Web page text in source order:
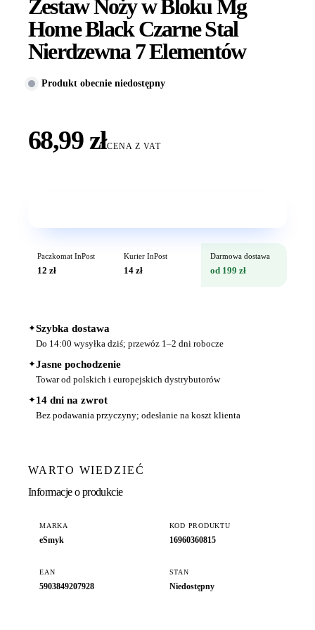
Zestaw Noży w Bloku Mg
Home Black Czarne Stal
Nierdzewna 7 Elementów
Produkt obecnie niedostępny
68,99 złCENA Z VAT
Paczkomat InPost
12 zł
Kurier InPost
14 zł
Darmowa dostawa
od 199 zł
✦Szybka dostawa
Do 14:00 wysyłka dziś; przewóz 1–2 dni robocze
✦Jasne pochodzenie
Towar od polskich i europejskich dystrybutorów
✦14 dni na zwrot
Bez podawania przyczyny; odesłanie na koszt klienta
WARTO WIEDZIEĆ
Informacje o produkcie
MARKA
eSmyk
KOD PRODUKTU
16960360815
EAN
5903849207928
STAN
Niedostępny